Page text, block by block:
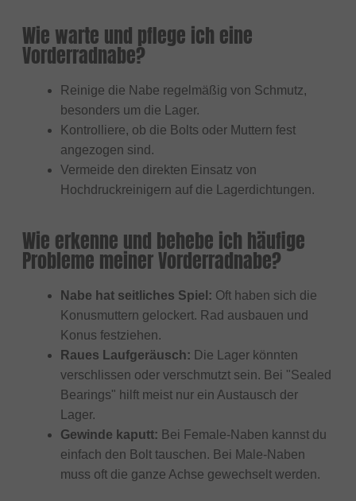
Wie warte und pflege ich eine
Vorderradnabe?
Reinige die Nabe regelmäßig von Schmutz,
besonders um die Lager.
Kontrolliere, ob die Bolts oder Muttern fest
angezogen sind.
Vermeide den direkten Einsatz von
Hochdruckreinigern auf die Lagerdichtungen.
Wie erkenne und behebe ich häufige
Probleme meiner Vorderradnabe?
Nabe hat seitliches Spiel: Oft haben sich die
Konusmuttern gelockert. Rad ausbauen und
Konus festziehen.
Raues Laufgeräusch: Die Lager könnten
verschlissen oder verschmutzt sein. Bei "Sealed
Bearings" hilft meist nur ein Austausch der
Lager.
Gewinde kaputt: Bei Female-Naben kannst du
einfach den Bolt tauschen. Bei Male-Naben
muss oft die ganze Achse gewechselt werden.